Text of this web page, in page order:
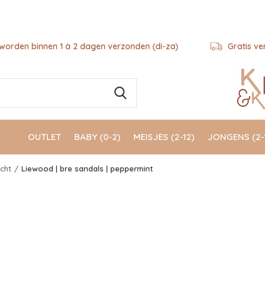
OUTLET BABY (0-2) MEISJES (2-12) JONGENS
binnen 1 à 2 dagen verzonden (di-za) Gratis
Liewood | bre sandals | peppermint